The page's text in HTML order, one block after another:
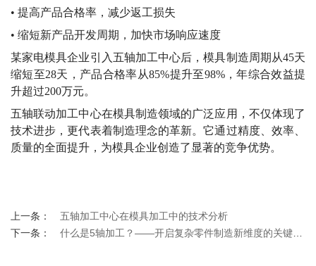
虽然五轴设备投资较高，但其综合经济效益十分显著：
• 通过工序集中，减少设备占地面积
• 降低对熟练操作人员的依赖
• 提高产品合格率，减少返工损失
某家电模具企业引入五轴加工中心后，模具制造周期从45天
缩短至28天，产品合格率从85%提升至98%，年综合效益提
质量的全面提升，为模具企业创造了显著的竞争优势。